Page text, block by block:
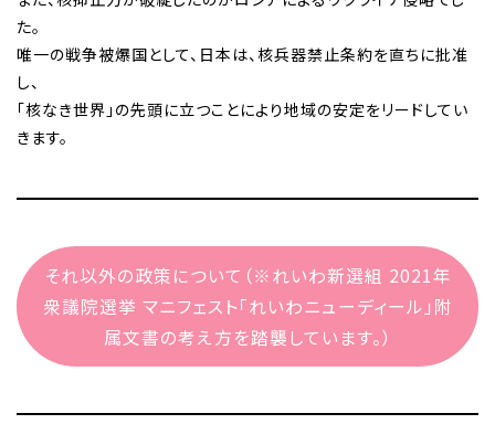
た。
唯一の戦争被爆国として、日本は、核兵器禁止条約を直ちに批准
し、
「核なき世界」の先頭に立つことにより地域の安定をリードしてい
きます。
それ以外の政策について（※れいわ新選組 2021年
衆議院選挙 マニフェスト「れいわニューディール」附
属文書の考え方を踏襲しています。）